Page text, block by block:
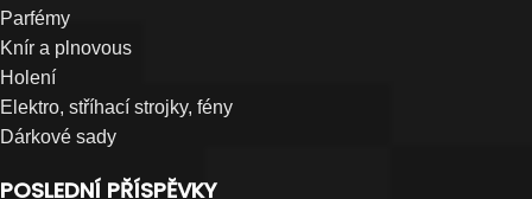
Parfémy
Knír a plnovous
Holení
Elektro, stříhací strojky, fény
Dárkové sady
POSLEDNÍ PŘÍSPĚVKY